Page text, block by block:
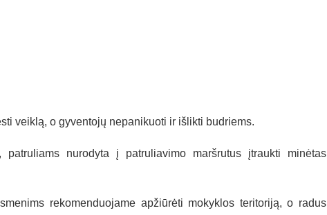
veiklą, o gyventojų nepanikuoti ir išlikti budriems.
nurodyta į patruliavimo maršrutus įtraukti minėtas
rekomenduojame apžiūrėti mokyklos teritoriją, o radus